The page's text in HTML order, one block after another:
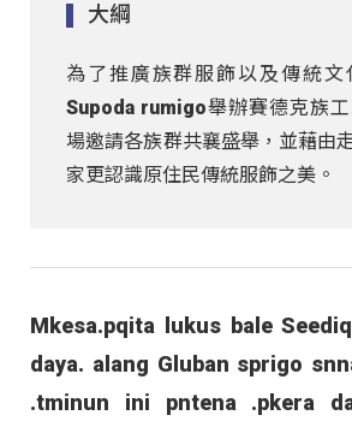
大綱
為了推廣族群服飾以及傳統文
Supoda rumigo舉辦賽德克族
場邀請各族群共襄盛舉，並藉由
家更認識原住民傳統服飾之美。
Mkesa.pqita lukus bale
daya. alang Gluban sprigo
.tminun ini pntena .pkera